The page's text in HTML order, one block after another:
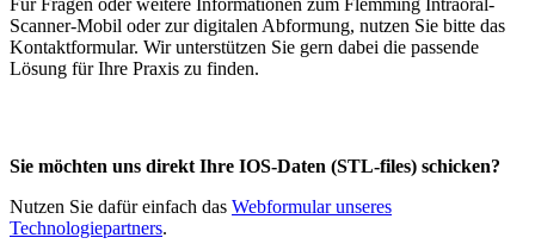
Für Fragen oder weitere Informationen zum Flemming Intraoral-
Scanner-Mobil oder zur digitalen Abformung, nutzen Sie bitte das
Kontaktformular. Wir unterstützen Sie gern dabei die passende
Lösung für Ihre Praxis zu finden.
Sie möchten uns direkt Ihre IOS-Daten (STL-files) schicken?
Nutzen Sie dafür einfach das Webformular unseres
Technologiepartners.